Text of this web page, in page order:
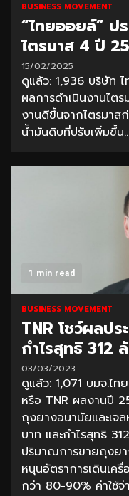
BUSINESS MOVEMENT
“ไทยออยล์” ป
ไตรมาส 4 ปี
15/02/2025
ดูแล้ว: 1,936 บริษัท
ผลการดำเนินงานไต
งานดีขึ้นจากไตรมา
น้ำมันดิบที่ปรับเพิ่มขึ้น
1 min read
BUSINESS MOVEMENT
TNR โชว์ผลป
กำไรสุทธิ 312
03/03/2023
ดูแล้ว: 1,071 บมจ.ไ
หรือ TNR ผลงานปี
ถุงยางอนามัยและเจ
บาท และกำไรสุทธิ
ปริมาณการขายถุงย
หนุนอัตราการเดินเค
กว่า 80-90% ค่าใช้